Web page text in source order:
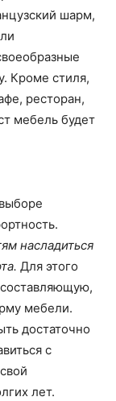
шарм,
Кроме стиля,
ресторан,
мебель будет
насладиться
Для этого
мебели.
достаточно
с
лет.